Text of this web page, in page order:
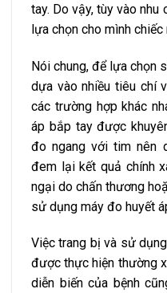
tay. Do vậy, tùy vào
lựa chọn cho mình
Nói chung, để lựa chọn
dựa vào nhiều tiêu chí
các trường hợp khác
áp bắp tay được
đo ngang với tim nên
đem lại kết quả chính
ngại do chấn thương
sử dụng máy đo huyết
Việc trang bị và sử
được thực hiện thường
diễn biến của bệnh